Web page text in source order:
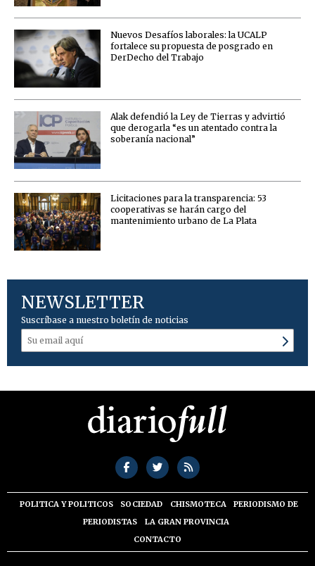
Nuevos Desafíos laborales: la UCALP
fortalece su propuesta de posgrado en
DerDecho del Trabajo
Alak defendió la Ley de Tierras y advirtió
que derogarla “es un atentado contra la
soberanía nacional”
Licitaciones para la transparencia: 53
cooperativas se harán cargo del
mantenimiento urbano de La Plata
NEWSLETTER
Suscríbase a nuestro boletín de noticias
POLITICA Y POLITICOS SOCIEDAD CHISMOTECA
PERIODISMO DE
PERIODISTAS
LA GRAN PROVINCIA
CONTACTO